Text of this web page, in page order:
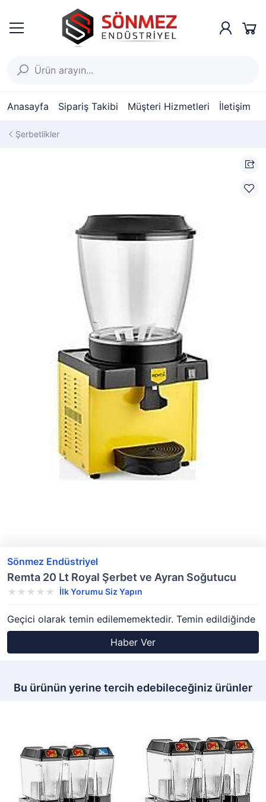
Anasayfa Sipariş Takibi Müşteri Hizmetleri İletişim
Şerbetlikler
Sönmez Endüstriyel
Remta 20 Lt Royal Şerbet ve Ayran Soğutucu
İlk Yorumu Siz Yapın
Geçici olarak temin edilememektedir. Temin edildiğinde
Haber Ver
Bu ürünün yerine tercih edebileceğiniz ürünler